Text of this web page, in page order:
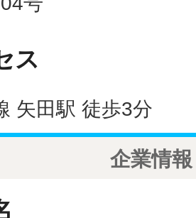
ス
矢田駅 徒歩3分
企業情報